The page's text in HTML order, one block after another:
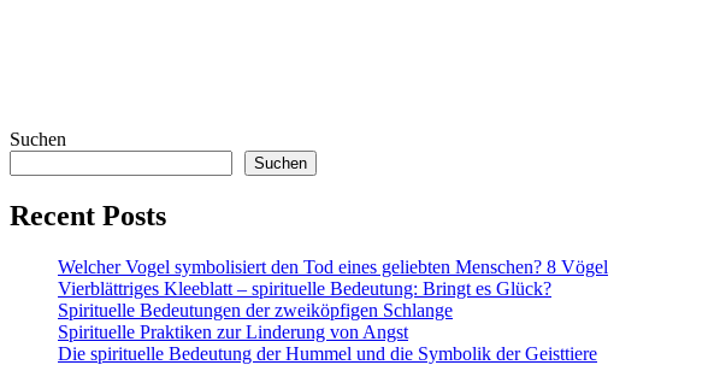
Suchen
Suchen
Recent Posts
Welcher Vogel symbolisiert den Tod eines geliebten Menschen? 8 Vögel
Vierblättriges Kleeblatt – spirituelle Bedeutung: Bringt es Glück?
Spirituelle Bedeutungen der zweiköpfigen Schlange
Spirituelle Praktiken zur Linderung von Angst
Die spirituelle Bedeutung der Hummel und die Symbolik der Geisttiere